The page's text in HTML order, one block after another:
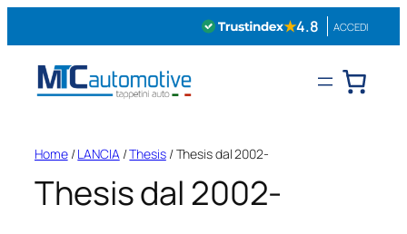
★4.8 ACCEDI
Home/LANCIA/Thesis/ Thesis dal 2002-
Thesis dal 2002-